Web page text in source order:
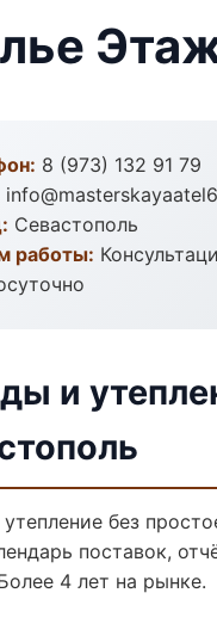
8 (973) 132 91 79
Севастополь
работы:
и
без
поставок,
4 лет на рынке.